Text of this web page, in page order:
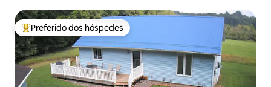
Entre os melhores preferidos dos hóspedes
Preferido dos hóspedes